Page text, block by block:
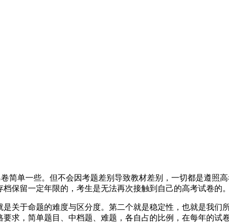
简单一些。但不会因考题差别导致教材差别，一切都是遵照
保留一定年限的，考生是无法再次接触到自己的高考试卷的。
关于命题的难度与区分度。第二个就是稳定性，也就是我们
求，简单题目、中档题、难题，各自占的比例，在每年的试